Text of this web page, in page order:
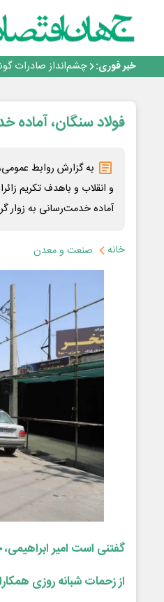
خبر فوری:
قیمت ملک در دور باطل
رییس‌کل بیمه مرکزی:
چشم‌انداز صادرات
طلسم خانه‌سازی
قیمت ملک در دور
رییس‌کل بیمه
نرخ سود بانکی؛ تیغ
فولاد سنگان، آماده
به گزارش روابط
و انقلاب و باهدف تکریم
آماده خدمت‌رسانی به
خانه صنعت و معدن
گفتنی است امیر
از زحمات شبانه روزی